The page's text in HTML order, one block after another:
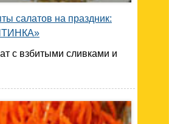
салатов на праздник:
с взбитыми сливками и